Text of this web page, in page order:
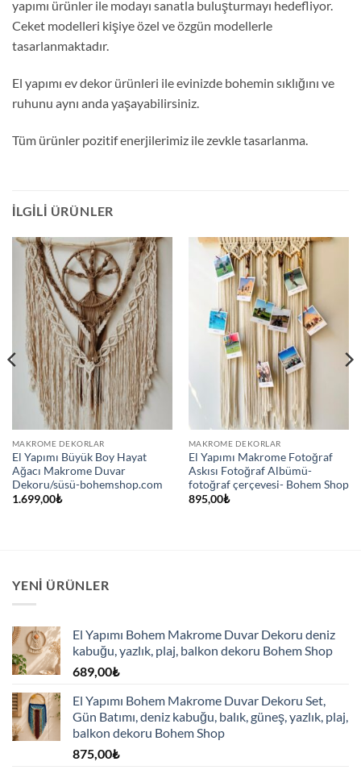
yapımı ürünler ile modayı sanatla buluşturmayı hedefliyor.
Ceket modelleri kişiye özel ve özgün modellerle
tasarlanmaktadır.
El yapımı ev dekor ürünleri ile evinizde bohemin sıklığını ve
ruhunu aynı anda yaşayabilirsiniz.
Tüm ürünler pozitif enerjilerimiz ile zevkle tasarlanma.
İLGILI ÜRÜNLER
MAKROME DEKORLAR
El Yapımı Büyük Boy Hayat
Ağacı Makrome Duvar
Dekoru/süsü-bohemshop.com
1.699,00₺
MAKROME DEKORLAR
El Yapımı Makrome Fotoğraf
Askısı Fotoğraf Albümü-
fotoğraf çerçevesi- Bohem Shop
895,00₺
YENI ÜRÜNLER
El Yapımı Bohem Makrome Duvar Dekoru deniz
kabuğu, yazlık, plaj, balkon dekoru Bohem Shop
689,00₺
El Yapımı Bohem Makrome Duvar Dekoru Set,
Gün Batımı, deniz kabuğu, balık, güneş, yazlık, plaj,
balkon dekoru Bohem Shop
875,00₺